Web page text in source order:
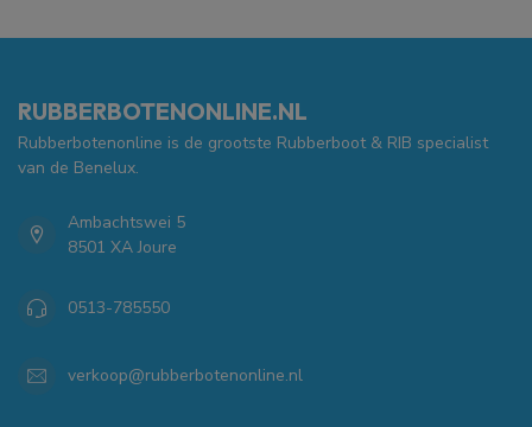
RUBBERBOTENONLINE.NL
Rubberbotenonline is de grootste Rubberboot & RIB specialist
van de Benelux.
Ambachtswei 5
8501 XA Joure
0513-785550
verkoop@rubberbotenonline.nl